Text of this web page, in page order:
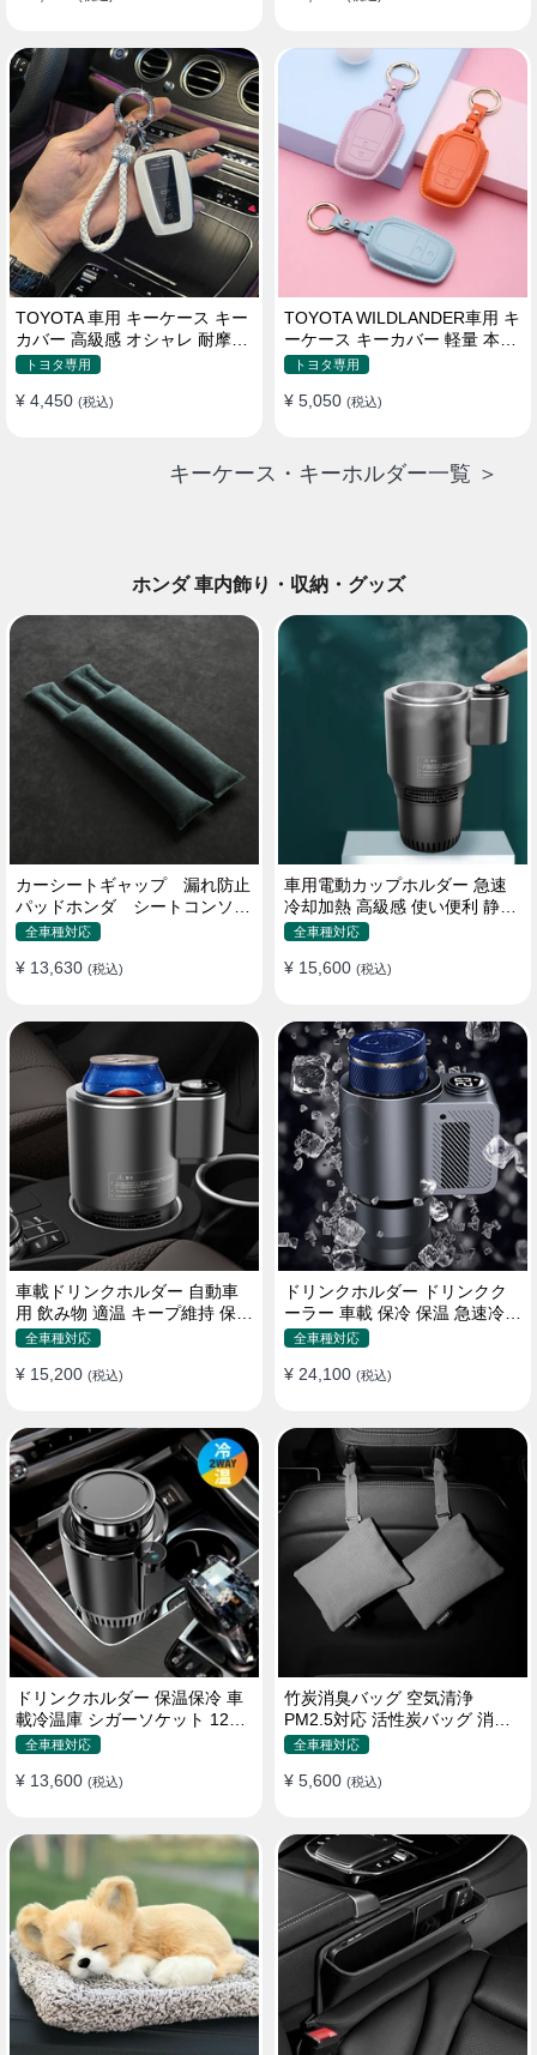
TOYOTA 車用 キーケース キー
カバー 高級感 オシャレ 耐摩耗
耐久性 高品質レザー 傷 汚れ防
トヨタ専用
¥ 4,450 (税込)
TOYOTA WILDLANDER車用 キ
ーケース キーカバー 軽量 本革
かわいい 耐摩耗 耐久性
トヨタ専用
¥ 5,050 (税込)
キーケース・キーホルダー一覧 ＞
ホンダ 車内飾り・収納・グッズ
カーシートギャップ 漏れ防止
パッドホンダ シートコンソー
ル 隙間 クッション
全車種対応
¥ 13,630 (税込)
車用電動カップホルダー 急速
冷却加熱 高級感 使い便利 静音
収納 飲み物
全車種対応
¥ 15,600 (税込)
車載ドリンクホルダー 自動車
用 飲み物 適温 キープ維持 保温
冷機能付き
全車種対応
¥ 15,200 (税込)
ドリンクホルダー ドリンクク
ーラー 車載 保冷 保温 急速冷却
缶対応
全車種対応
¥ 24,100 (税込)
ドリンクホルダー 保温保冷 車
載冷温庫 シガーソケット 12V
車用 車中泊
全車種対応
¥ 13,600 (税込)
竹炭消臭バッグ 空気清浄
PM2.5対応 活性炭バッグ 消臭
車用 デオドラント 繰り返し使
全車種対応
¥ 5,600 (税込)